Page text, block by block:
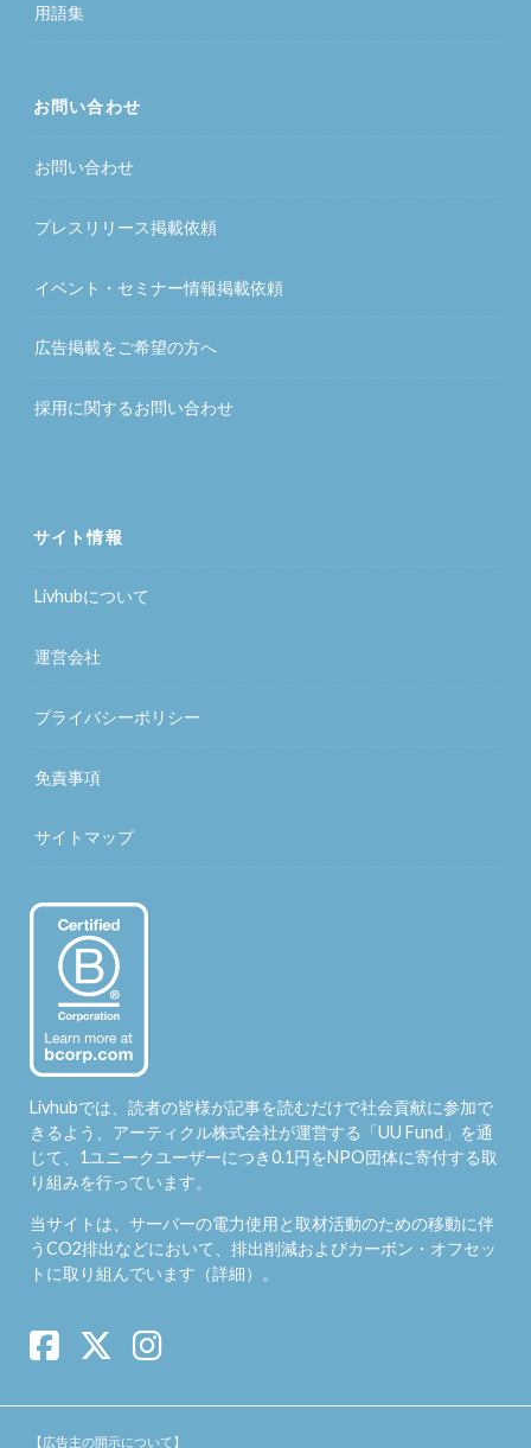
用語集
お問い合わせ
お問い合わせ
プレスリリース掲載依頼
イベント・セミナー情報掲載依頼
広告掲載をご希望の方へ
採用に関するお問い合わせ
サイト情報
Livhubについて
運営会社
プライバシーポリシー
免責事項
サイトマップ
Livhubでは、読者の皆様が記事を読むだけで社会貢献に参加で
きるよう、アーティクル株式会社が運営する「UU Fund 」を通
じて、1ユニークユーザーにつき0.1円をNPO団体に寄付する取
り組みを行っています。
当サイトは、サーバーの電力使用と取材活動のための移動に伴
うCO2排出などにおいて、排出削減およびカーボン・オフセッ
トに取り組んでいます（詳細）。
【広告主の開示について】